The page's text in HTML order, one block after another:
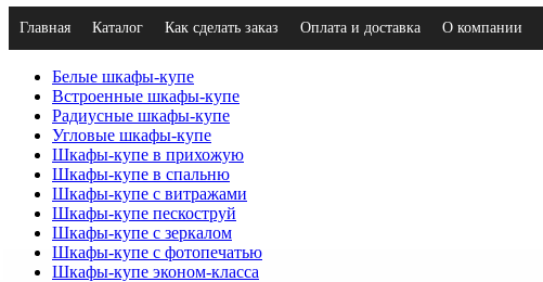
Главная Каталог Как сделать заказ Оплата и доставка О компании
Белые шкафы-купе
Встроенные шкафы-купе
Радиусные шкафы-купе
Угловые шкафы-купе
Шкафы-купе в прихожую
Шкафы-купе в спальню
Шкафы-купе с витражами
Шкафы-купе пескоструй
Шкафы-купе с зеркалом
Шкафы-купе с фотопечатью
Шкафы-купе эконом-класса